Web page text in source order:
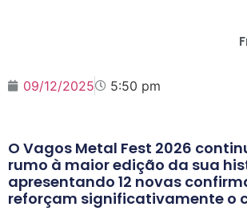
09/12/2025 5:50 pm
O Vagos Metal Fest 2026
rumo à maior edição da sua
apresentando 12 novas
reforçam significativamente o